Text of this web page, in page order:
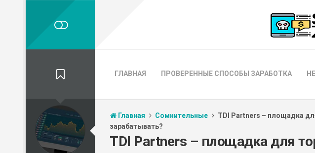
ГЛАВНАЯ ПРОВЕРЕННЫЕ СПОСОБЫ ЗАРАБОТКА
Главная Сомнительные
TDI Partners – площадка
зарабатывать?
TDI Partners – площадка для